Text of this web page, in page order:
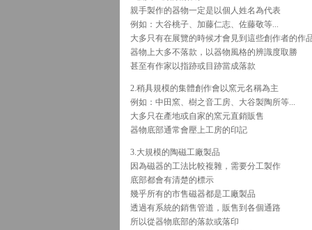
親手製作的器物一定是以個人姓名為代表
例如：大谷桃子、加藤仁志、佐藤敬等...
大多只有在展覽的時候才會見到這些創作者的作
器物上大多不落款，以器物風格的辨識度取勝
甚至有作家以指跡或目跡當成落款
2.稍具規模的集體創作會以窯元名稱為主
例如：中田窯、樹之音工房、大谷製陶所等...
大多只在產地或自家的窯元直銷販售
器物底部通常會壓上工房的印記
3.大規模的陶磁工廠製品
因為磁器的工法比較複雜，需要分工製作
底部都會有清楚的標示
幾乎所有的市售磁器都是工廠製品
透過有系統的銷售管道，販售到各個通路
所以從器物底部的落款或落印